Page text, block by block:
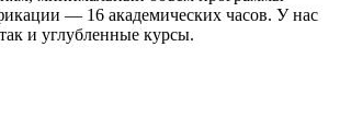
— 16 академических часов. У нас
и углубленные курсы.